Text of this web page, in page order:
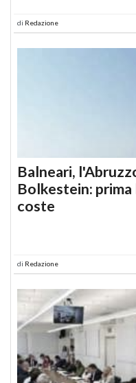
di Redazione
Balneari,
Bolkestein:
coste
di Redazione